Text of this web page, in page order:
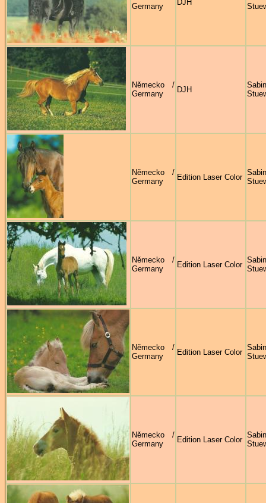
Germany
DJH
Německo /
Germany
DJH
Německo /
Germany
Edition Laser Color
Německo /
Germany
Edition Laser Color
Německo /
Germany
Edition Laser Color
Německo /
Germany
Edition Laser Color